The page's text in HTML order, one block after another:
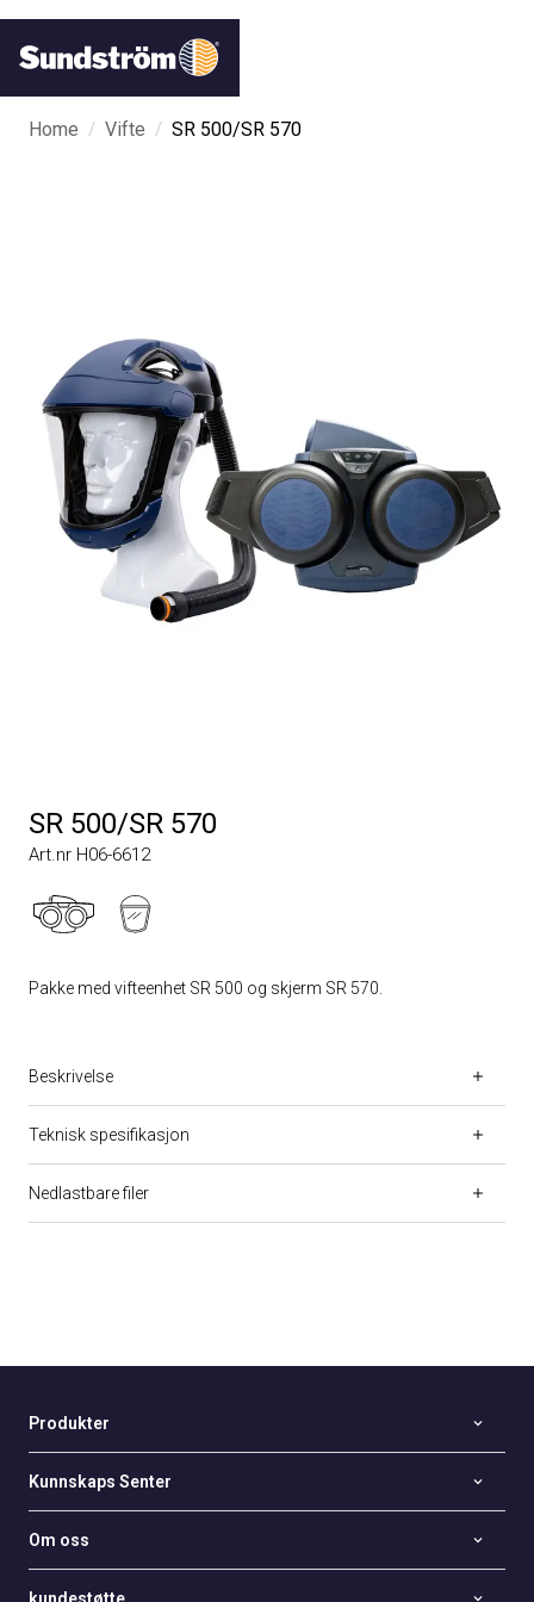
Home / Vifte / SR 500/SR 570
SR 500/SR 570
Art.nr H06-6612
Pakke med vifteenhet SR 500 og skjerm SR 570.
Beskrivelse
Teknisk spesifikasjon
Nedlastbare filer
Produkter
Kunnskaps Senter
Om oss